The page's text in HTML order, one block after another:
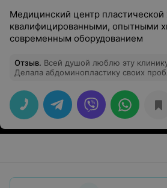
Медицинский центр пластической
квалифицированными, опытными
современным оборудованием
Отзыв. Всей душой люблю эту
Делала абдоминопластику своих
Vaser Lipo Pro (могу ошибаться в
делают четко и быстро, шрамов не
Вильчевский просто хирург от Бога.
вежливый, предлагают чай/кофе и
Буду обращаться еще и всем